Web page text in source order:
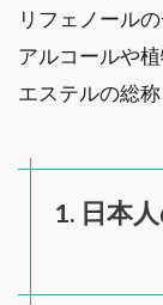
リフェノール
アルコールや
エステルの総称
1. 日本